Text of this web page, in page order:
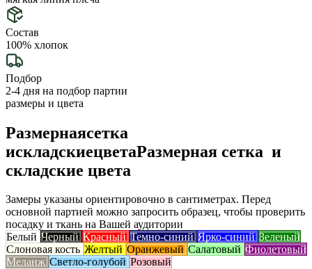
Состав
100% хлопок
Подбор
2-4 дня на подбор партии
размеры и цвета
Размернаясетка
искладскиецветаРазмерная сетка и
складские цвета
Замеры указаны ориентировочно в сантиметрах. Перед
основной партией можно запросить образец, чтобы проверить
посадку и ткань на Вашей аудитории
Белый Черный Красный Темно-синий Ярко-синий Зеленый
Слоновая кость Желтый Оранжевый Салатовый Фиолетовый
Меланж Светло-голубой Розовый